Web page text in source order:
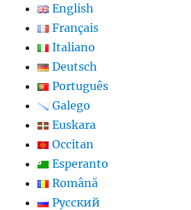
English
Français
Italiano
Deutsch
Português
Galego
Euskara
Occitan
Esperanto
Română
Русский